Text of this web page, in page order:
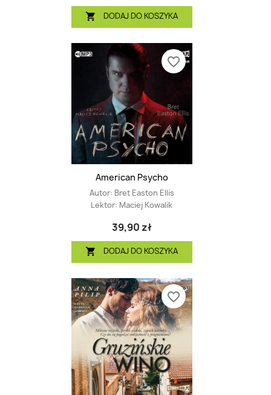
 DODAJ DO KOSZYKA
American Psycho
Autor: Bret Easton Ellis
Lektor: Maciej Kowalik
39,90 zł
 DODAJ DO KOSZYKA
favorite_border
favorite_border